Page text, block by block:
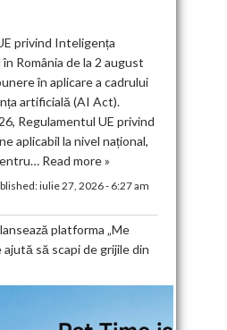
privind Inteligența
România de la 2 august
în aplicare a cadrului
artificială (AI Act).
Regulamentul UE privind
aplicabil la nivel național,
Read more »
iulie 27, 2026 - 6:27 am
platforma „Me
ajută să scapi de grijile din